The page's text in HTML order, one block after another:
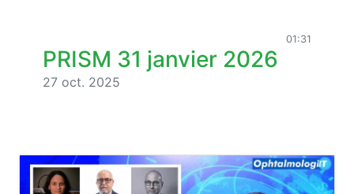
01:31
PRISM 31 janvier 2026
27 oct. 2025